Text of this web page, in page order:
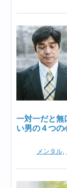
一対一だと無
い男の４つの
メンタル,